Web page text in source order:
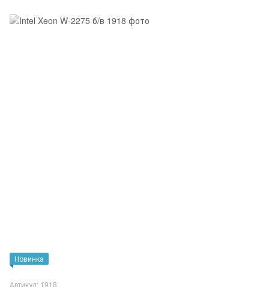
Новинка
Артикул: 1918